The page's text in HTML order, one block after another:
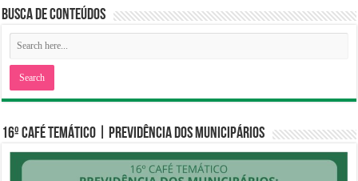
Busca de Conteúdos
16º CAFÉ TEMÁTICO | PREVIDÊNCIA DOS MUNICIPÁRIOS